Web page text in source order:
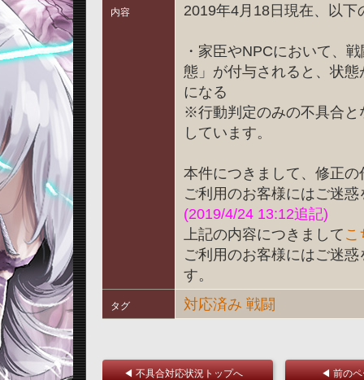
内容 2019年4月18日現在、以
・家臣やNPCにおいて、
態」が付与されると、状
になる
※行動判定のみの不具合と
しています。
本件につきまして、修正
ご利用のお客様にはご迷
(2019/4/24 13:12追記)
上記の内容につきましてこ
ご利用のお客様にはご迷
す。
タグ 対応済み 戦闘
◀ 不具合対応状況トップへ ◀ 前の